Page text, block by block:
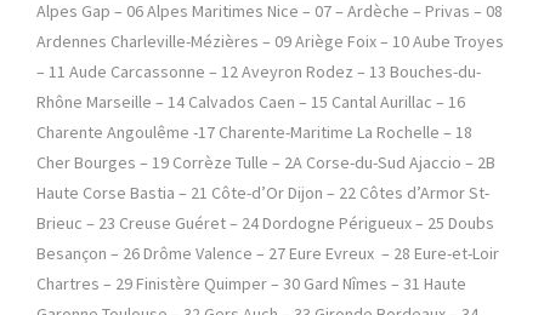
Alpes Gap – 06 Alpes Maritimes Nice – 07 – Ardèche – Privas – 08
Ardennes Charleville-Mézières – 09 Ariège Foix – 10 Aube Troyes
– 11 Aude Carcassonne – 12 Aveyron Rodez – 13 Bouches-du-
Rhône Marseille – 14 Calvados Caen – 15 Cantal Aurillac – 16
Charente Angoulême -17 Charente-Maritime La Rochelle – 18
Cher Bourges – 19 Corrèze Tulle – 2A Corse-du-Sud Ajaccio – 2B
Haute Corse Bastia – 21 Côte-d’Or Dijon – 22 Côtes d’Armor St-
Brieuc – 23 Creuse Guéret – 24 Dordogne Périgueux – 25 Doubs
Besançon – 26 Drôme Valence – 27 Eure Evreux – 28 Eure-et-Loir
Chartres – 29 Finistère Quimper – 30 Gard Nîmes – 31 Haute